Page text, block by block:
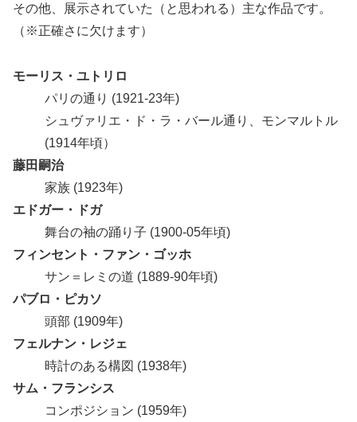
その他、展示されていた（と思われる）主な作品です。
（※正確さに欠けます）
モーリス・ユトリロ
パリの通り (1921-23年)
シュヴァリエ・ド・ラ・バール通り、モンマルトル
(1914年頃）
藤田嗣治
家族 (1923年)
エドガー・ドガ
舞台の袖の踊り子 (1900-05年頃)
フィンセント・ファン・ゴッホ
サン＝レミの道 (1889-90年頃)
パブロ・ピカソ
頭部 (1909年)
フェルナン・レジェ
時計のある構図 (1938年)
サム・フランシス
コンポジション (1959年)